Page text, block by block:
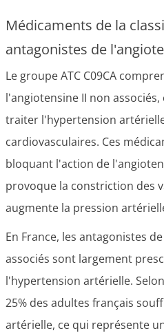
Médicaments de la
antagonistes de
Le groupe ATC C09CA
l'angiotensine II non
traiter l'hypertension
cardiovasculaires. Ces
bloquant l'action de
provoque la constriction des
augmente la pression
En France, les antagonistes
associés sont largement
l'hypertension artérielle.
25% des adultes français
artérielle, ce qui représente